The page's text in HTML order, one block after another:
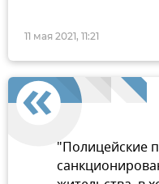
11 мая 2021, 11:21
"Полицейские